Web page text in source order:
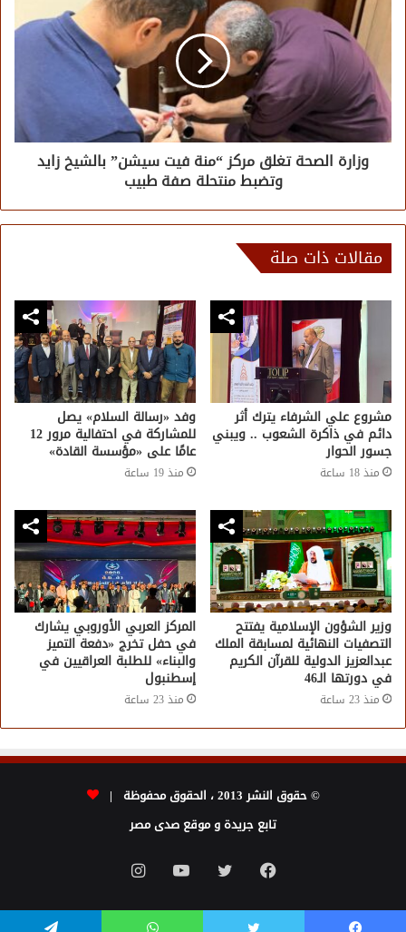
وزارة الصحة تغلق مركز “منة فيت سيشن” بالشيخ زايد
وتضبط منتحلة صفة طبيب
مقالات ذات صلة
مشروع علي الشرفاء يترك أثر
دائم في ذاكرة الشعوب .. ويبني
جسور الحوار
منذ 18 ساعة
وفد «رسالة السلام» يصل
للمشاركة في احتفالية مرور 12
عامًا على «مؤسسة القادة»
منذ 19 ساعة
وزير الشؤون الإسلامية يفتتح
التصفيات النهائية لمسابقة الملك
عبدالعزيز الدولية للقرآن الكريم
في دورتها الـ46
منذ 23 ساعة
المركز العربي الأوروبي يشارك
في حفل تخرج «دفعة التميز
والبناء» للطلبة العراقيين في
إسطنبول
منذ 23 ساعة
© حقوق النشر 2013 ، الحقوق محفوظة |
تابع جريدة و موقع صدى مصر
فيسبوك تويتر يوتيوبانستقرام